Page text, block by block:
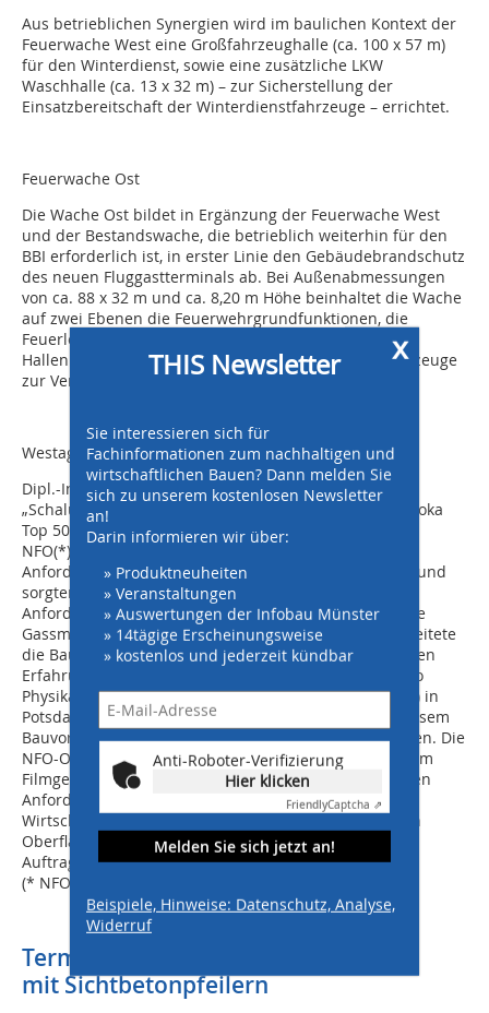
Aus betrieblichen Synergien wird im baulichen Kontext der
Feuerwache West eine Großfahrzeughalle (ca. 100 x 57 m)
für den Winterdienst, sowie eine zusätzliche LKW
Waschhalle (ca. 13 x 32 m) – zur Sicherstellung der
Einsatzbereitschaft der Winterdienstfahrzeuge – errichtet.
Feuerwache Ost
Die Wache Ost bildet in Ergänzung der Feuerwache West
und der Bestandswache, die betrieblich weiterhin für den
BBI erforderlich ist, in erster Linie den Gebäudebrandschutz
des neuen Fluggastterminals ab. Bei Außenabmessungen
von ca. 88 x 32 m und ca. 8,20 m Höhe beinhaltet die Wache
auf zwei Ebenen die Feuerwehrgrundfunktionen, die
Feuerlöscherwerkstatt sowie die Sanitätsstelle. In drei
Hallenbereichen stehen 14 Stellplätze für Einsatzfahrzeuge
zur Verfügung.
Westag-Schalhaut
Dipl.-Ing. Jan Müller, Bauleiter Hochbau Berger Bau:
„Schalungstechnisch setzten wir als Trägerschalung Doka
Top 50 sowie FF 20 jeweils in Kombination mit Phenox
NFO(*)-Schalhaut der Westag ein. Sie erfüllten die
Anforderungen bezüglich Form, Größe und Ankerbild und
sorgten für schnelle Schalungstakte auch bei hohen
Anforderungen an die Betonoberfläche“. Dipl.-Ing. Uwe
Gassmann, Fachberater der Westag & Getalit AG, begleitete
die Baustelle seit Anbeginn. Auf Grund der ersten guten
Erfahrungen mit Phenox NFO beim Bauvorhaben Astro
Physikalisches Institut (hier allerdings mit Weißbeton ) in
Potsdam, hatte sich die Firma Berger Bau auch bei diesem
Bauvorhaben entschieden, die Phenox NFO einzusetzen. Die
NFO-Oberflächen mit doppellagigem Aufbau und einem
Filmgewicht von 500 g/m² erfüllten alle an sie gestellten
Anforderungen und zeichneten sich durch hohe
Wirtschaftlichkeit aus. Gegenüber Platten mit anderen
Oberflächen entsteht kein Arbeitsaufwand für das
Auftragen von Schalöl und folglich keine Kosten.
(* NFO = No Form Oil = Kein Schalöl)
Terminalvorfahrt
mit Sichtbetonpfeilern
x
THIS Newsletter
Sie interessieren sich für
Fachinformationen zum nachhaltigen und
wirtschaftlichen Bauen? Dann melden Sie
sich zu unserem kostenlosen Newsletter
an!
Darin informieren wir über:
» Produktneuheiten
» Veranstaltungen
» Auswertungen der Infobau Münster
» 14tägige Erscheinungsweise
» kostenlos und jederzeit kündbar
Anti-Roboter-Verifizierung
Hier klicken
FriendlyCaptcha ⇗
Melden Sie sich jetzt an!
Beispiele, Hinweise: Datenschutz, Analyse,
Widerruf